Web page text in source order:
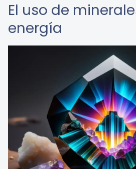
El uso de
energía